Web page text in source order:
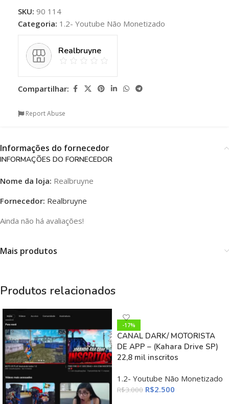
SKU: 90 114
Categoria: 1.2- Youtube Não Monetizado
Realbruyne
Compartilhar:
Report Abuse
Informações do fornecedor
INFORMAÇÕES DO FORNECEDOR
Nome da loja: Realbruyne
Fornecedor: Realbruyne
Ainda não há avaliações!
Mais produtos
Produtos relacionados
-17%
CANAL DARK/ MOTORISTA
DE APP – (Kahara Drive SP)
22,8 mil inscritos
1.2- Youtube Não Monetizado
R$3.000 R$2.500